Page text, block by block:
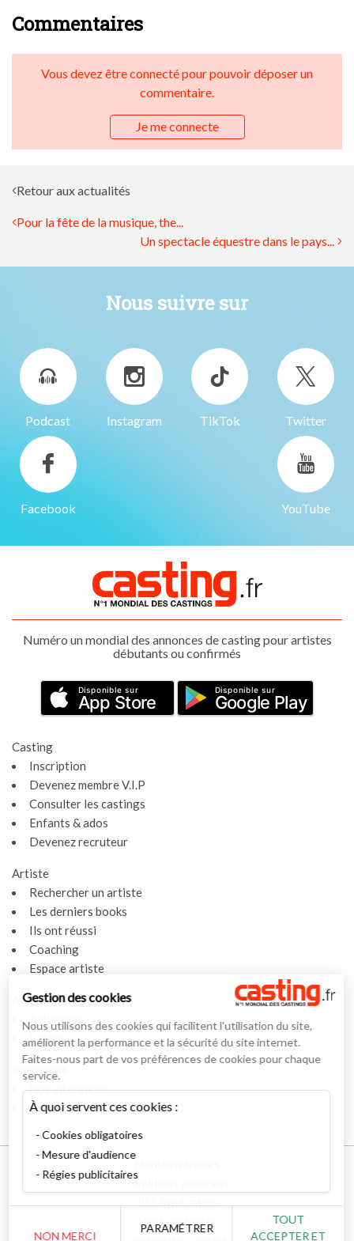
Commentaires
Vous devez être connecté pour pouvoir déposer un
commentaire.
Je me connecte
Retour aux actualités
Pour la fête de la musique, the...
Un spectacle équestre dans le pays...
Nous suivre sur
Podcast Instagram TikTok Twitter
Facebook YouTube
Numéro un mondial des annonces de casting pour artistes
débutants ou confirmés
Disponible sur
App Store
Disponible sur
Google Play
Casting
Inscription
Devenez membre V.I.P
Consulter les castings
Enfants & ados
Devenez recruteur
Artiste
Rechercher un artiste
Les derniers books
Ils ont réussi
Coaching
Espace artiste
Actualités
Actualités
Vidéos
Interviews
Nos interviews
Lexique
Conditions générales
Nous contacter
Gestion des cookies
Nous utilisons des cookies qui facilitent l'utilisation du site,
améliorent la performance et la sécurité du site internet.
Faites-nous part de vos préférences de cookies pour chaque
service.
À quoi servent ces cookies :
Cookies obligatoires
Mesure d'audience
Régies publicitaires
NON MERCI
PARAMÉTRER
TOUT
ACCEPTER ET